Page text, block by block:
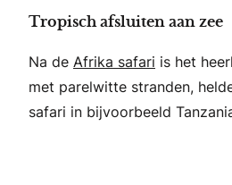
Tropisch afsluiten aan zee
Na de Afrika safari is het
met parelwitte stranden,
safari in bijvoorbeeld